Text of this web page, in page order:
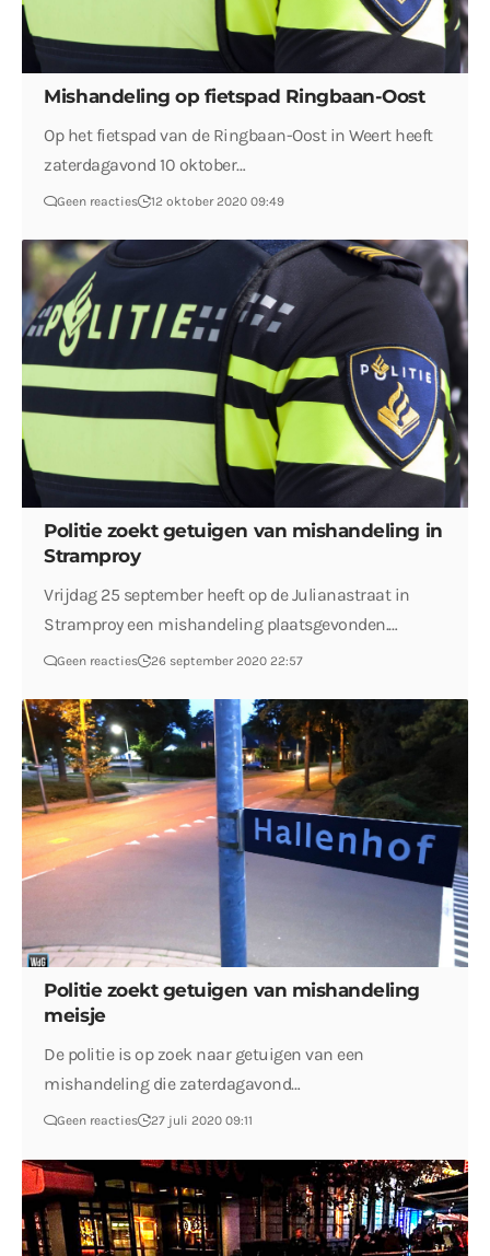
Mishandeling op fietspad Ringbaan-Oost
Op het fietspad van de Ringbaan-Oost in Weert heeft
zaterdagavond 10 oktober…
Geen reacties 12 oktober 2020 09:49
Politie zoekt getuigen van mishandeling in
Stramproy
Vrijdag 25 september heeft op de Julianastraat in
Stramproy een mishandeling plaatsgevonden.…
Geen reacties 26 september 2020 22:57
Politie zoekt getuigen van mishandeling
meisje
De politie is op zoek naar getuigen van een
mishandeling die zaterdagavond…
Geen reacties 27 juli 2020 09:11